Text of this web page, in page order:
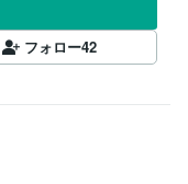
フォロー42